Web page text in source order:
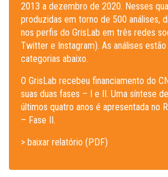
2013 a dezembro de 2020. Nesses
produzidas em torno de 500 análises,
nos perfis do GrisLab em três redes
Twitter e Instagram). As análises estão
categorias abaixo.
O GrisLab recebeu financiamento do
suas duas fases – I e II. Uma síntese
últimos quatro anos é apresentada no
– Fase II.
> baixar relatório (PDF)